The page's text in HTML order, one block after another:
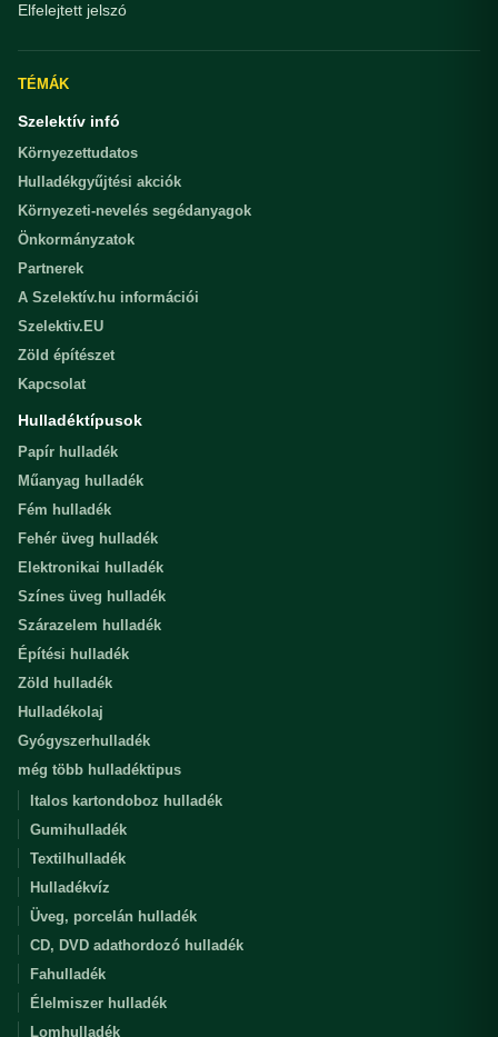
Elfelejtett jelszó
TÉMÁK
Szelektív infó
Környezettudatos
Hulladékgyűjtési akciók
Környezeti-nevelés segédanyagok
Önkormányzatok
Partnerek
A Szelektív.hu információi
Szelektiv.EU
Zöld építészet
Kapcsolat
Hulladéktípusok
Papír hulladék
Műanyag hulladék
Fém hulladék
Fehér üveg hulladék
Elektronikai hulladék
Színes üveg hulladék
Szárazelem hulladék
Építési hulladék
Zöld hulladék
Hulladékolaj
Gyógyszerhulladék
még több hulladéktipus
Italos kartondoboz hulladék
Gumihulladék
Textilhulladék
Hulladékvíz
Üveg, porcelán hulladék
CD, DVD adathordozó hulladék
Fahulladék
Élelmiszer hulladék
Lomhulladék